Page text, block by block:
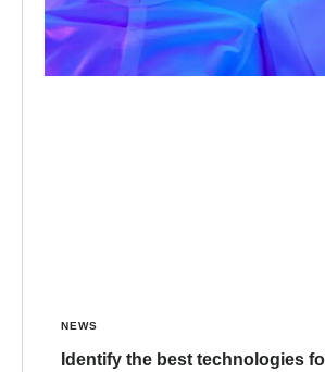
NEWS
Identify the best technologies